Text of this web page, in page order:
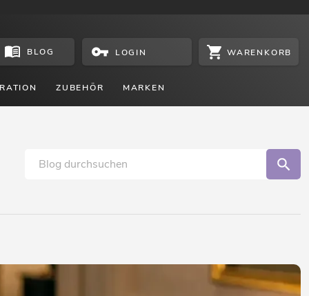
BLOG LOGIN WARENKORB
ZUBEHÖR MARKEN